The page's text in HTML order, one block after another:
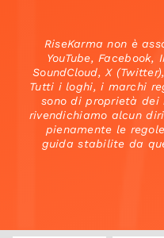
RiseKarma non è
YouTube,
SoundCloud, X
Tutti i loghi, i marchi
sono di proprietà
rivendichiamo alcun
pienamente le
guida stabilite da